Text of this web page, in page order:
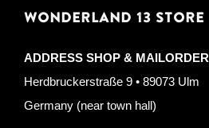
WONDERLAND 13 STORE
ADDRESS SHOP & MAILORDER
Herdbruckerstraße 9 • 89073 Ulm
Germany (near town hall)